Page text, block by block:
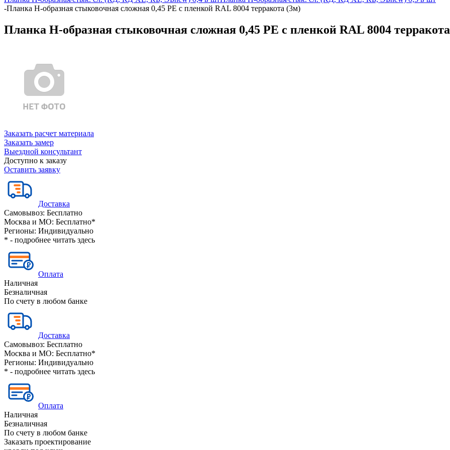
-Планка Н-образная стыковочная сложная 0,45 PE с пленкой RAL 8004 терракота (3м)
Планка Н-образная стыковочная сложная 0,45 PE с пленкой RAL 8004
Заказать расчет материала
Заказать замер
Выездной консультант
Доступно к заказу
Оставить заявку
Доставка
Самовывоз: Бесплатно
Москва и МО: Бесплатно*
Регионы: Индивидуально
* - подробнее читать здесь
Оплата
Наличная
Безналичная
По счету в любом банке
Доставка
Самовывоз: Бесплатно
Москва и МО: Бесплатно*
Регионы: Индивидуально
* - подробнее читать здесь
Оплата
Наличная
Безналичная
По счету в любом банке
Заказать проектирование